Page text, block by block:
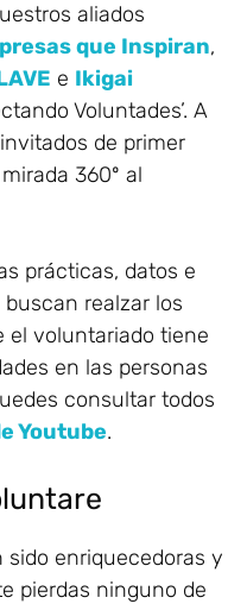
aliados
que Inspiran,
e Ikigai
Voluntades’. A
de primer
360º al
prácticas, datos e
realzar los
el voluntariado tiene
en las personas
consultar todos
Youtube.
sido enriquecedoras y
pierdas ninguno de